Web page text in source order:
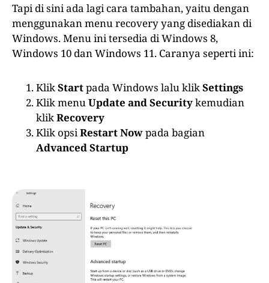
Tapi di sini ada lagi cara tambahan, yaitu dengan
menggunakan menu recovery yang disediakan di
Windows. Menu ini tersedia di Windows 8,
Windows 10 dan Windows 11. Caranya seperti ini:
KlikStartpada Windows lalu klikSettings
Klik menuUpdate and Securitykemudian
klikRecovery
Klik opsiRestart Nowpada bagian
Advanced Startup